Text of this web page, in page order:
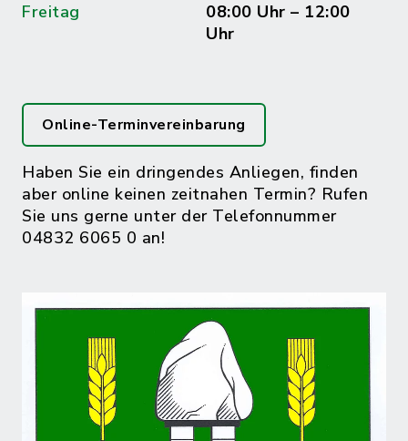
Freitag
08:00 Uhr – 12:00
Uhr
Online-Terminvereinbarung
Haben Sie ein dringendes Anliegen, finden
aber online keinen zeitnahen Termin? Rufen
Sie uns gerne unter der Telefonnummer
04832 6065 0 an!